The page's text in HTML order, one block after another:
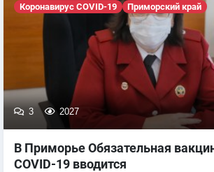
Коронавирус COVID-19 Приморский край
3 2027
В Приморье Обязательная
COVID-19 вводится